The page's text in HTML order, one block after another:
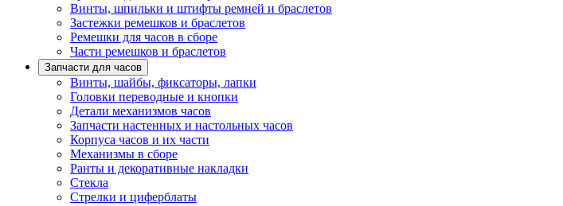
Винты, шпильки и штифты ремней и браслетов
Застежки ремешков и браслетов
Ремешки для часов в сборе
Части ремешков и браслетов
Запчасти для часов
Винты, шайбы, фиксаторы, лапки
Головки переводные и кнопки
Детали механизмов часов
Запчасти настенных и настольных часов
Корпуса часов и их части
Механизмы в сборе
Ранты и декоративные накладки
Стекла
Стрелки и циферблаты